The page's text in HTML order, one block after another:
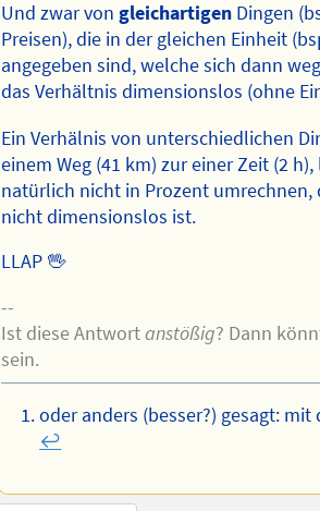
Und zwar von gleichartigen Dingen
Preisen), die in der gleichen Einheit
angegeben sind, welche sich dann
das Verhältnis dimensionslos (ohne
Ein Verhälnis von unterschiedlichen
einem Weg (41 km) zur einer Zeit (2
natürlich nicht in Prozent umrechnen,
nicht dimensionslos ist.
LLAP 🖖
--
Ist diese Antwortanstößig? Dann
sein.
oder anders (besser?) gesagt: mit
↩︎